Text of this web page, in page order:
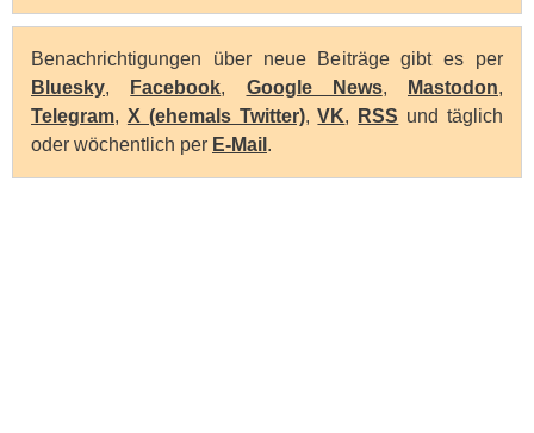
Benachrichtigungen über neue Beiträge gibt es per
Bluesky, Facebook, Google News, Mastodon,
Telegram, X (ehemals Twitter),VK, RSS und täglich
oder wöchentlich per E-Mail .